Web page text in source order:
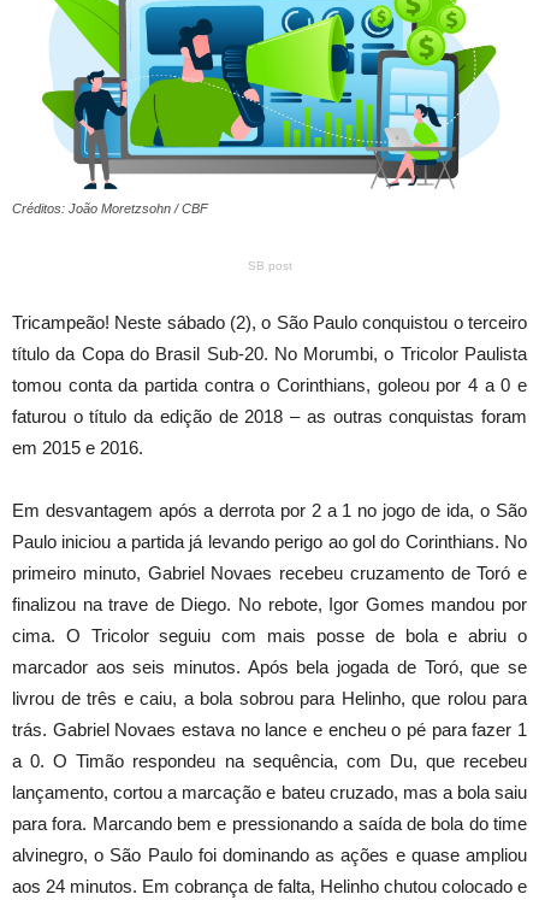
Créditos: João Moretzsohn / CBF
SB post
Tricampeão! Neste sábado (2), o São Paulo conquistou o terceiro
título da Copa do Brasil Sub-20. No Morumbi, o Tricolor Paulista
tomou conta da partida contra o Corinthians, goleou por 4 a 0 e
faturou o título da edição de 2018 – as outras conquistas foram
em 2015 e 2016.
Em desvantagem após a derrota por 2 a 1 no jogo de ida, o São
Paulo iniciou a partida já levando perigo ao gol do Corinthians. No
primeiro minuto, Gabriel Novaes recebeu cruzamento de Toró e
finalizou na trave de Diego. No rebote, Igor Gomes mandou por
cima. O Tricolor seguiu com mais posse de bola e abriu o
marcador aos seis minutos. Após bela jogada de Toró, que se
livrou de três e caiu, a bola sobrou para Helinho, que rolou para
trás. Gabriel Novaes estava no lance e encheu o pé para fazer 1
a 0. O Timão respondeu na sequência, com Du, que recebeu
lançamento, cortou a marcação e bateu cruzado, mas a bola saiu
para fora. Marcando bem e pressionando a saída de bola do time
alvinegro, o São Paulo foi dominando as ações e quase ampliou
aos 24 minutos. Em cobrança de falta, Helinho chutou colocado e